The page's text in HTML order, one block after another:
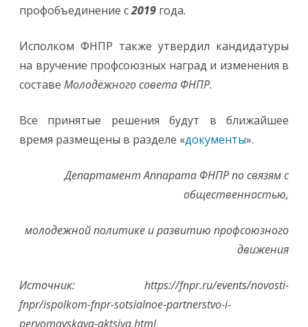
профобъединение с2019 года.
Исполком ФНПР также утвердил кандидатуры
на вручение профсоюзных наград и изменения в
составе Молодёжного совета ФНПР.
Все принятые решения будут в ближайшее
время размещены в разделе «документы».
Департамент Аппарата ФНПР по связям с
общественностью,
молодежной политике и развитию профсоюзного
движения
Источник: https://fnpr.ru/events/novosti-
fnpr/ispolkom-fnpr-sotsialnoe-partnerstvo-i-
pervomayskaya-aktsiya.html